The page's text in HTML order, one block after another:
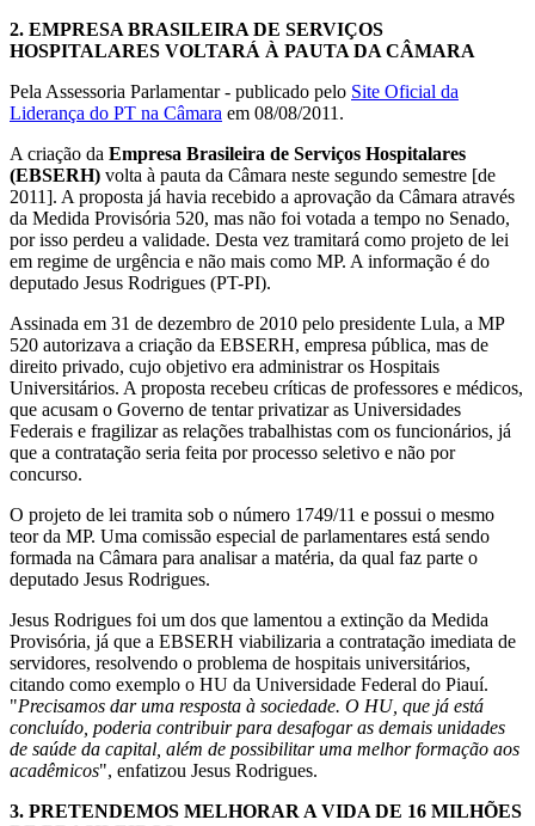
2. EMPRESA BRASILEIRA DE SERVIÇOS
HOSPITALARES VOLTARÁ À PAUTA DA CÂMARA
Pela Assessoria Parlamentar - publicado pelo Site Oficial da
Liderança do PT na Câmara em 08/08/2011.
A criação da Empresa Brasileira de Serviços Hospitalares
(EBSERH) volta à pauta da Câmara neste segundo semestre [de
2011]. A proposta já havia recebido a aprovação da Câmara através
da Medida Provisória 520, mas não foi votada a tempo no Senado,
por isso perdeu a validade. Desta vez tramitará como projeto de lei
em regime de urgência e não mais como MP. A informação é do
deputado Jesus Rodrigues (PT-PI).
Assinada em 31 de dezembro de 2010 pelo presidente Lula, a MP
520 autorizava a criação da EBSERH, empresa pública, mas de
direito privado, cujo objetivo era administrar os Hospitais
Universitários. A proposta recebeu críticas de professores e médicos,
que acusam o Governo de tentar privatizar as Universidades
Federais e fragilizar as relações trabalhistas com os funcionários, já
que a contratação seria feita por processo seletivo e não por
concurso.
O projeto de lei tramita sob o número 1749/11 e possui o mesmo
teor da MP. Uma comissão especial de parlamentares está sendo
formada na Câmara para analisar a matéria, da qual faz parte o
deputado Jesus Rodrigues.
Jesus Rodrigues foi um dos que lamentou a extinção da Medida
Provisória, já que a EBSERH viabilizaria a contratação imediata de
servidores, resolvendo o problema de hospitais universitários,
citando como exemplo o HU da Universidade Federal do Piauí.
"Precisamos dar uma resposta à sociedade. O HU, que já está
concluído, poderia contribuir para desafogar as demais unidades
de saúde da capital, além de possibilitar uma melhor formação aos
acadêmicos", enfatizou Jesus Rodrigues.
3. PRETENDEMOS MELHORAR A VIDA DE 16 MILHÕES